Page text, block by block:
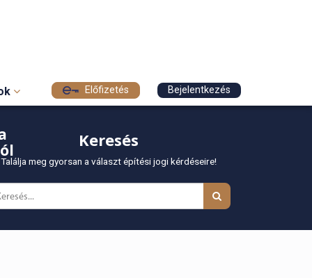
Előfizetés Bejelentkezés
Keresés
Találja meg gyorsan a választ építési jogi kérdéseire!